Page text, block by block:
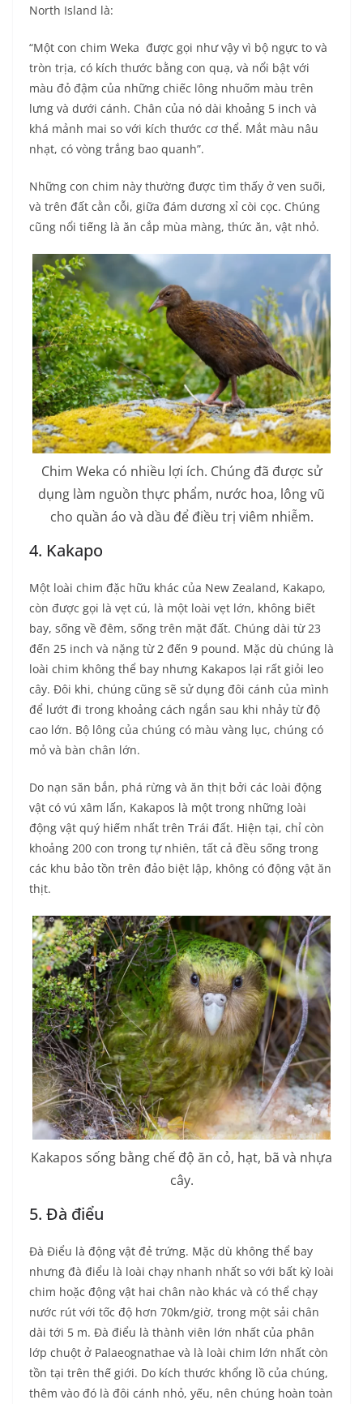
North Island là:
“Một con chim Weka được gọi như vậy vì bộ ngực to và
tròn trịa, có kích thước bằng con quạ, và nổi bật với
màu đỏ đậm của những chiếc lông nhuốm màu trên
lưng và dưới cánh. Chân của nó dài khoảng 5 inch và
khá mảnh mai so với kích thước cơ thể. Mắt màu nâu
nhạt, có vòng trắng bao quanh”.
Những con chim này thường được tìm thấy ở ven suối,
và trên đất cằn cỗi, giữa đám dương xỉ còi cọc. Chúng
cũng nổi tiếng là ăn cắp mùa màng, thức ăn, vật nhỏ.
Chim Weka có nhiều lợi ích. Chúng đã được sử
dụng làm nguồn thực phẩm, nước hoa, lông vũ
cho quần áo và dầu để điều trị viêm nhiễm.
4. Kakapo
Một loài chim đặc hữu khác của New Zealand, Kakapo,
còn được gọi là vẹt cú, là một loài vẹt lớn, không biết
bay, sống về đêm, sống trên mặt đất. Chúng dài từ 23
đến 25 inch và nặng từ 2 đến 9 pound. Mặc dù chúng là
loài chim không thể bay nhưng Kakapos lại rất giỏi leo
cây. Đôi khi, chúng cũng sẽ sử dụng đôi cánh của mình
để lướt đi trong khoảng cách ngắn sau khi nhảy từ độ
cao lớn. Bộ lông của chúng có màu vàng lục, chúng có
mỏ và bàn chân lớn.
Do nạn săn bắn, phá rừng và ăn thịt bởi các loài động
vật có vú xâm lấn, Kakapos là một trong những loài
động vật quý hiếm nhất trên Trái đất. Hiện tại, chỉ còn
khoảng 200 con trong tự nhiên, tất cả đều sống trong
các khu bảo tồn trên đảo biệt lập, không có động vật ăn
thịt.
Kakapos sống bằng chế độ ăn cỏ, hạt, bã và nhựa
cây.
5. Đà điểu
Đà Điểu là động vật đẻ trứng. Mặc dù không thể bay
nhưng đà điểu là loài chạy nhanh nhất so với bất kỳ loài
chim hoặc động vật hai chân nào khác và có thể chạy
nước rút với tốc độ hơn 70km/giờ, trong một sải chân
dài tới 5 m. Đà điểu là thành viên lớn nhất của phân
lớp chuột ở Palaeognathae và là loài chim lớn nhất còn
tồn tại trên thế giới. Do kích thước khổng lồ của chúng,
thêm vào đó là đôi cánh nhỏ, yếu, nên chúng hoàn toàn